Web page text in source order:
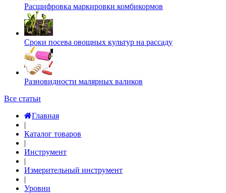
Расшифровка маркировки комбикормов
Сроки посева овощных культур на рассаду
Разновидности малярных валиков
Все статьи
Главная
|
Каталог товаров
|
Инструмент
|
Измерительный инструмент
|
Уровни